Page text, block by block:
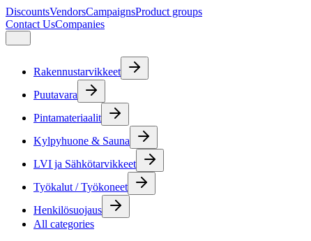
DiscountsVendorsCampaignsProduct groups
Contact UsCompanies
Rakennustarvikkeet
Puutavara
Pintamateriaalit
Kylpyhuone & Sauna
LVI ja Sähkötarvikkeet
Työkalut / Työkoneet
Henkilösuojaus
All categories